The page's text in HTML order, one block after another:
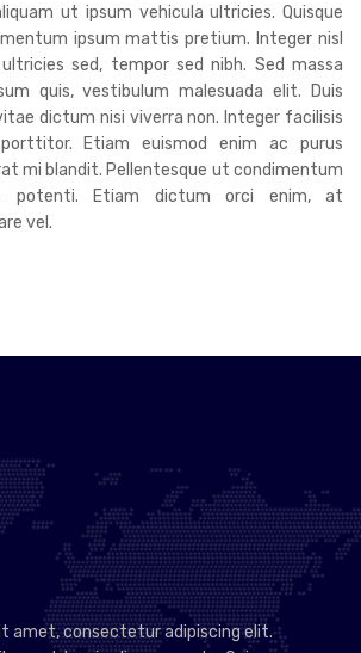
ut ipsum vehicula ultricies. Quisque
ipsum mattis pretium. Integer nisl
sed, tempor sed nibh. Sed massa
quis, vestibulum malesuada elit. Duis
dictum nisi viverra non. Integer facilisis
Etiam euismod enim ac purus
mi blandit. Pellentesque ut condimentum
potenti. Etiam dictum orci enim, at
vel.
amet, consectetur adipiscing elit.